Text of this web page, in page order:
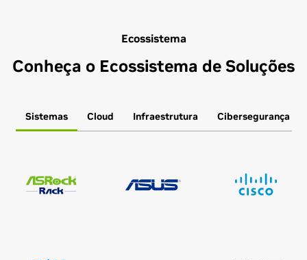
Ecossistema
Conheça o Ecossistema de Soluções
Sistemas Cloud Infraestrutura Cibersegurança